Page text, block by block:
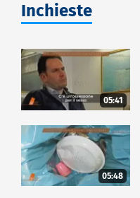
Inchieste
05:41
05:48